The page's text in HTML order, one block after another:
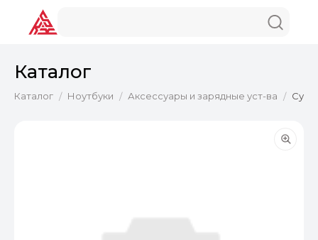
Каталог
Каталог / Ноутбуки / Аксессуары и зарядные уст-ва /